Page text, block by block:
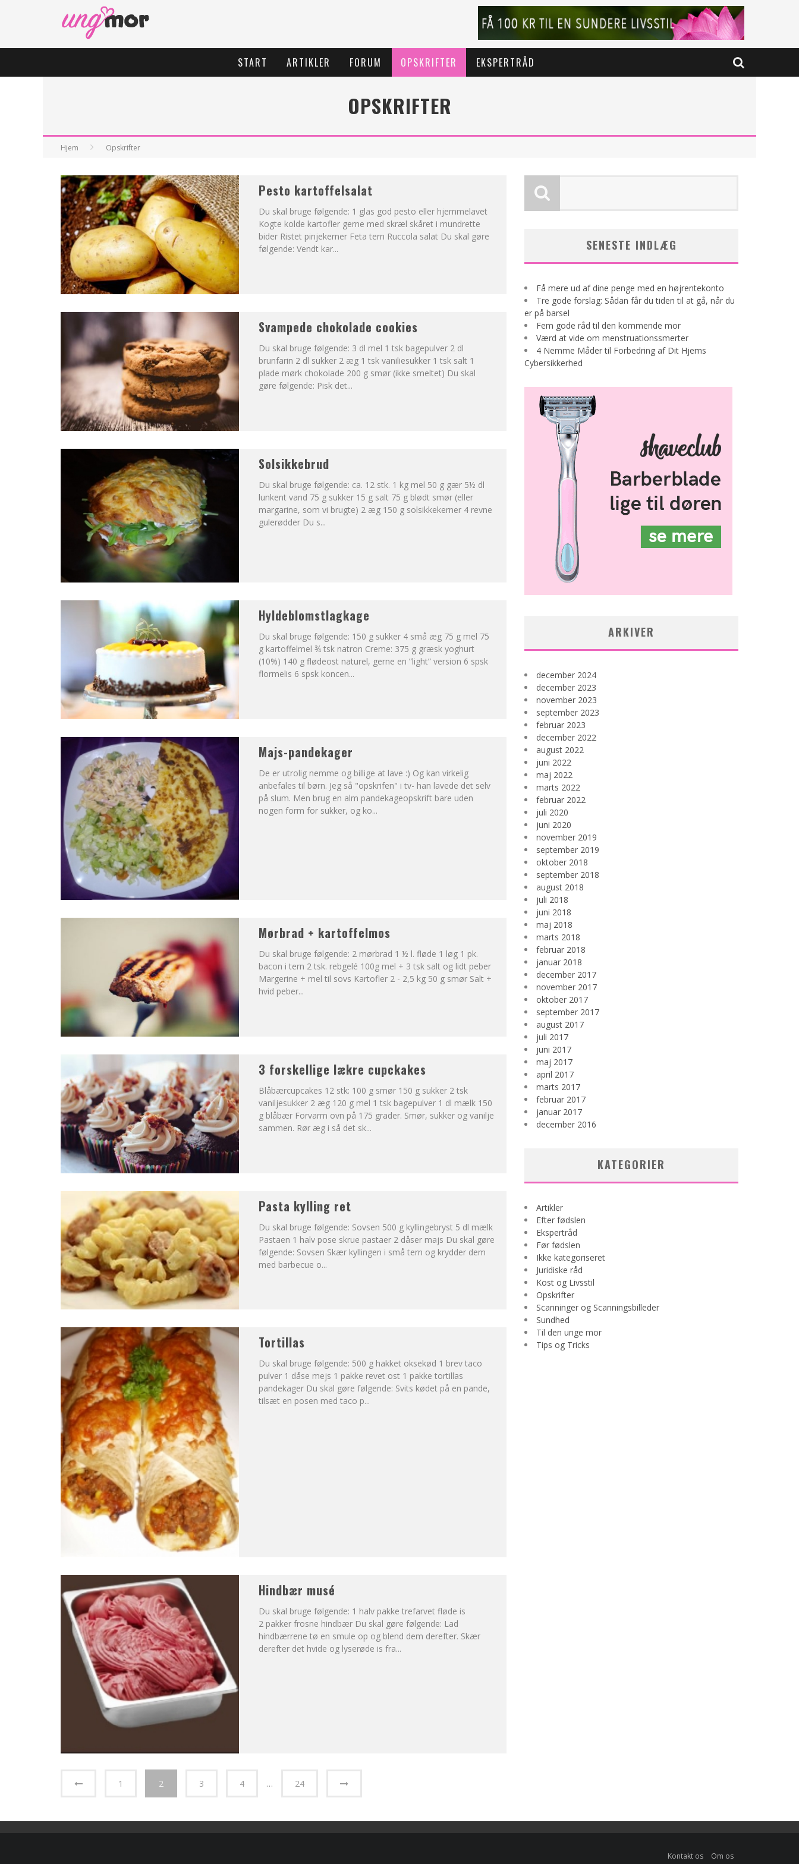
START ARTIKLER FORUM OPSKRIFTER EKSPERTRÅD
OPSKRIFTER
Hjem Opskrifter
Pesto kartoffelsalat
Du skal bruge følgende: 1 glas god pesto eller hjemmelavet
Kogte kolde kartofler gerne med skræl skåret i mundrette
bider Ristet pinjekerner Feta tern Ruccola salat Du skal gøre
følgende: Vendt kar...
Svampede chokolade cookies
Du skal bruge følgende: 3 dl mel 1 tsk bagepulver 2 dl
brunfarin 2 dl sukker 2 æg 1 tsk vaniliesukker 1 tsk salt 1
plade mørk chokolade 200 g smør (ikke smeltet) Du skal
gøre følgende: Pisk det...
Solsikkebrud
Du skal bruge følgende: ca. 12 stk. 1 kg mel 50 g gær 5½ dl
lunkent vand 75 g sukker 15 g salt 75 g blødt smør (eller
margarine, som vi brugte) 2 æg 150 g solsikkekerner 4 revne
gulerødder Du s...
Hyldeblomstlagkage
Du skal bruge følgende: 150 g sukker 4 små æg 75 g mel 75
g kartoffelmel ¾ tsk natron Creme: 375 g græsk yoghurt
(10%) 140 g flødeost naturel, gerne en ”light” version 6 spsk
flormelis 6 spsk koncen...
Majs-pandekager
De er utrolig nemme og billige at lave :) Og kan virkelig
anbefales til børn. Jeg så "opskrifen" i tv- han lavede det selv
på slum. Men brug en alm pandekageopskrift bare uden
nogen form for sukker, og ko...
Mørbrad + kartoffelmos
Du skal bruge følgende: 2 mørbrad 1 ½ l. fløde 1 løg 1 pk.
bacon i tern 2 tsk. rebgelé 100g mel + 3 tsk salt og lidt peber
Margerine + mel til sovs Kartofler 2 - 2,5 kg 50 g smør Salt +
hvid peber...
3 forskellige lækre cupckakes
Blåbærcupcakes 12 stk: 100 g smør 150 g sukker 2 tsk
vaniljesukker 2 æg 120 g mel 1 tsk bagepulver 1 dl mælk 150
g blåbær Forvarm ovn på 175 grader. Smør, sukker og vanilje
sammen. Rør æg i så det sk...
Pasta kylling ret
Du skal bruge følgende: Sovsen 500 g kyllingebryst 5 dl mælk
Pastaen 1 halv pose skrue pastaer 2 dåser majs Du skal gøre
følgende: Sovsen Skær kyllingen i små tern og krydder dem
med barbecue o...
Tortillas
Du skal bruge følgende: 500 g hakket oksekød 1 brev taco
pulver 1 dåse mejs 1 pakke revet ost 1 pakke tortillas
pandekager Du skal gøre følgende: Svits kødet på en pande,
tilsæt en posen med taco p...
Hindbær musé
Du skal bruge følgende: 1 halv pakke trefarvet fløde is
2 pakker frosne hindbær Du skal gøre følgende: Lad
hindbærrene tø en smule op og blend dem derefter. Skær
derefter det hvide og lyserøde is fra...
1 2 3 4 … 24
SENESTE INDLÆG
Få mere ud af dine penge med en højrentekonto
Tre gode forslag: Sådan får du tiden til at gå, når du
er på barsel
Fem gode råd til den kommende mor
Værd at vide om menstruationssmerter
4 Nemme Måder til Forbedring af Dit Hjems
Cybersikkerhed
ARKIVER
december 2024
december 2023
november 2023
september 2023
februar 2023
december 2022
august 2022
juni 2022
maj 2022
marts 2022
februar 2022
juli 2020
juni 2020
november 2019
september 2019
oktober 2018
september 2018
august 2018
juli 2018
juni 2018
maj 2018
marts 2018
februar 2018
januar 2018
december 2017
november 2017
oktober 2017
september 2017
august 2017
juli 2017
juni 2017
maj 2017
april 2017
marts 2017
februar 2017
januar 2017
december 2016
KATEGORIER
Artikler
Efter fødslen
Ekspertråd
Før fødslen
Ikke kategoriseret
Juridiske råd
Kost og Livsstil
Opskrifter
Scanninger og Scanningsbilleder
Sundhed
Til den unge mor
Tips og Tricks
Kontakt os Om os